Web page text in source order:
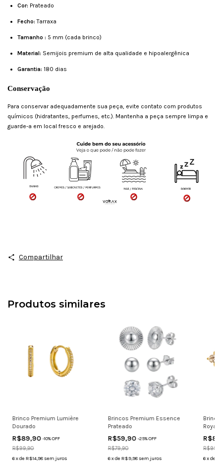
Cor: Prateado
Fecho:Tarraxa
Tamanho : 5 mm (cada brinco)
Material: Semijois premium de alta qualidade e hipoalergênica
Garantia: 180 dias
Conservação
Para conservar adequadamente sua peça, evite contato com produtos
químicos (hidratantes, perfumes, etc.). Mantenha a peça sempre limpa e
guarde-a em local fresco e arejado.
Compartilhar
Produtos similares
Brinco Premium Lumière
Dourado
R$89,90-10% OFF
R$99,90
6xdeR$14,98sem juros
Brincos Premium Essence
Prateado
R$59,90-25% OFF
R$79,90
6xdeR$9,98 sem juros
Royale
6xde